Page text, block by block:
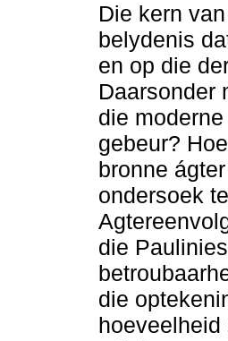
Die kern
belydenis
en op die
Daarsonder
die
gebeur?
bronne
ondersoek
die
die